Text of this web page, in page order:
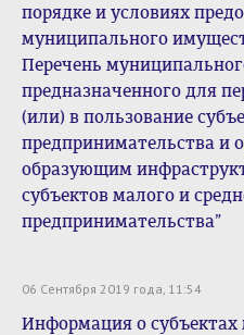
порядке и условиях
муниципального
Перечень
предназначенного для
(или) в пользование
предпринимательства и
образующим
субъектов малого и
предпринимательства”
06 Сентября 2019 года, 11:54
Информация о субъектах